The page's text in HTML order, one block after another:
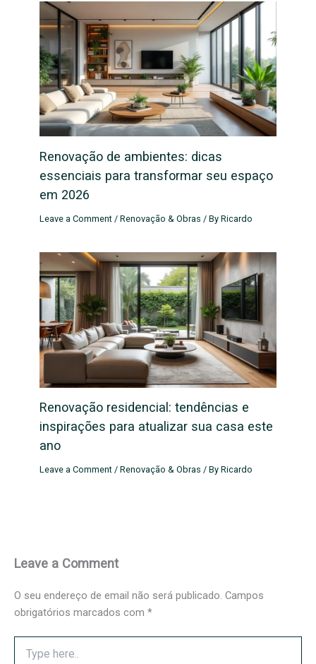
Renovação de ambientes: dicas
essenciais para transformar seu espaço
em 2026
Leave a Comment /Renovação & Obras / ByRicardo
Renovação residencial: tendências e
inspirações para atualizar sua casa este
ano
Leave a Comment /Renovação & Obras / ByRicardo
Leave a Comment
O seu endereço de email não será publicado. Campos
obrigatórios marcados com *
here..